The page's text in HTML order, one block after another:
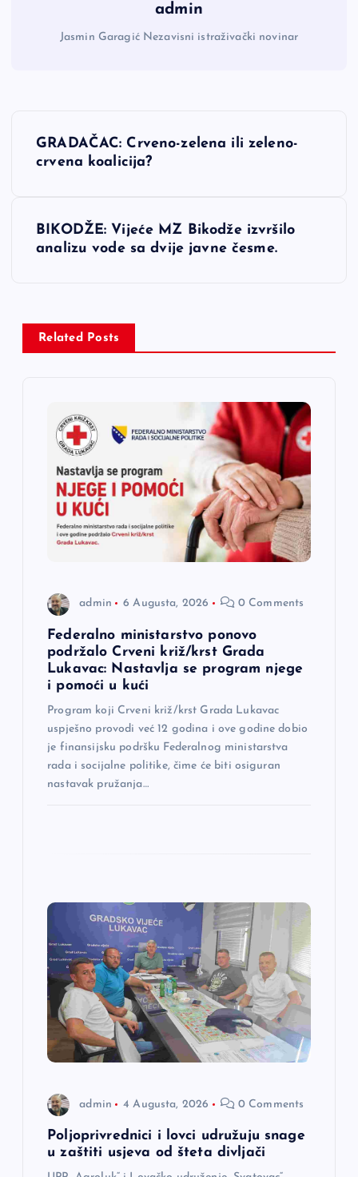
admin
Jasmin Garagić Nezavisni istraživački novinar
a
c
GRADAČAC: Crveno-zelena ili zeleno-
crvena koalicija?
BIKODŽE: Vijeće MZ Bikodže izvršilo
analizu vode sa dvije javne česme.
Related Posts
admin 6 Augusta, 2026 0 Comments
Federalno ministarstvo ponovo
podržalo Crveni križ/krst Grada
Lukavac: Nastavlja se program njege
i pomoći u kući
Program koji Crveni križ/krst Grada Lukavac
uspješno provodi već 12 godina i ove godine dobio
je finansijsku podršku Federalnog ministarstva
rada i socijalne politike, čime će biti osiguran
nastavak pružanja…
admin 4 Augusta, 2026 0 Comments
Poljoprivrednici i lovci udružuju snage
u zaštiti usjeva od šteta divljači